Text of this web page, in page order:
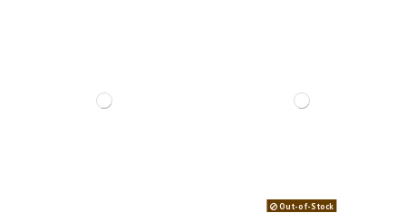
Out-of-Stock